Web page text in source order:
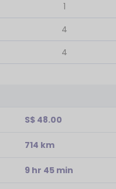
1
4
4
S$ 48.00
714 km
9 hr 45 min